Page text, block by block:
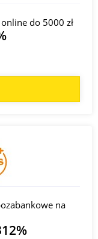
do 5000 zł
na